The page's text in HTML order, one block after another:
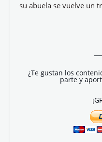
su abuela se vuelve un
¿Te gustan los
parte y